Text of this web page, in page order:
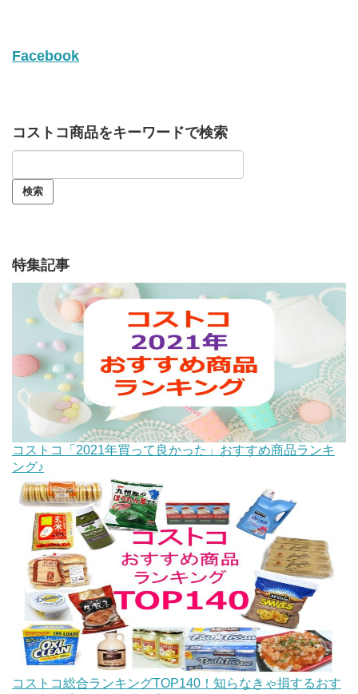
Facebook
コストコ商品をキーワードで検索
特集記事
コストコ「2021年買って良かった」おすすめ商品ランキ
ング♪
コストコ総合ランキングTOP140！知らなきゃ損するおす